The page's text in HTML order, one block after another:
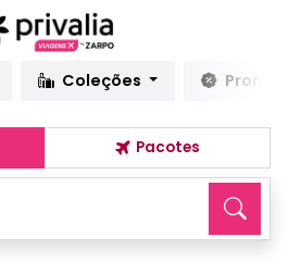
Coleções
Pacotes